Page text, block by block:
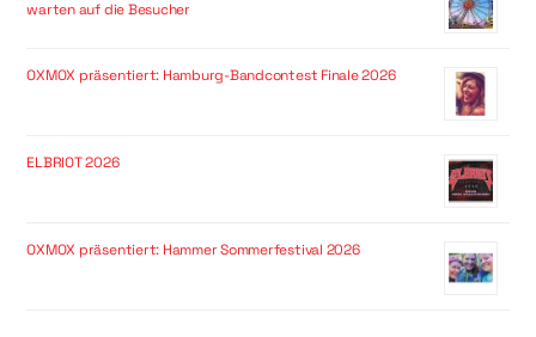
warten auf die Besucher
OXMOX präsentiert: Hamburg-Bandcontest Finale 2026
ELBRIOT 2026
OXMOX präsentiert: Hammer Sommerfestival 2026